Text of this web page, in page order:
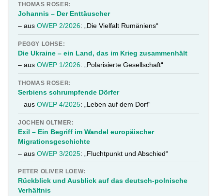
THOMAS ROSER:
Johannis – Der Enttäuscher
– ausOWEP 2/2026: „Die Vielfalt Rumäniens“
PEGGY LOHSE:
Die Ukraine – ein Land, das im Krieg zusammenhält
– ausOWEP 1/2026: „Polarisierte Gesellschaft“
THOMAS ROSER:
Serbiens schrumpfende Dörfer
– ausOWEP 4/2025: „Leben auf dem Dorf“
JOCHEN OLTMER:
Exil – Ein Begriff im Wandel europäischer
Migrationsgeschichte
– ausOWEP 3/2025: „Fluchtpunkt und Abschied“
PETER OLIVER LOEW:
Rückblick und Ausblick auf das deutsch-polnische
Verhältnis